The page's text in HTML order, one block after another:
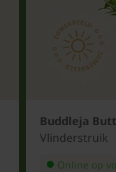
Buddleja
Vlinderstruik
Online op